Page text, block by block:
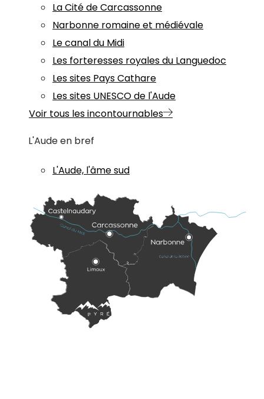
La Cité de Carcassonne
Narbonne romaine et médiévale
Le canal du Midi
Les forteresses royales du Languedoc
Les sites Pays Cathare
Les sites UNESCO de l'Aude
Voir tous les incontournables
L'Aude en bref
L'Aude, l'âme sud